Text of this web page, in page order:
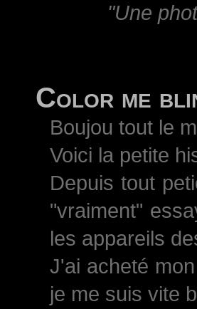
"Une
Color me
Boujou tout le
Voici la petite
Depuis tout
"vraiment"
les appareils
J'ai acheté
je me suis vite